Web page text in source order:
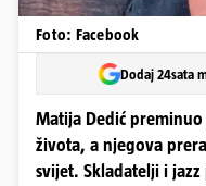
Foto: Facebook
Dodaj 24sata
Matija Dedić
života, a njegova
svijet. Skladatelji i